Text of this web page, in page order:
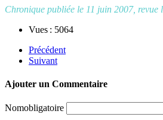
Chronique publiée le 11 juin 2007, revue
Vues : 5064
Précédent
Suivant
Ajouter un Commentaire
Nomobligatoire